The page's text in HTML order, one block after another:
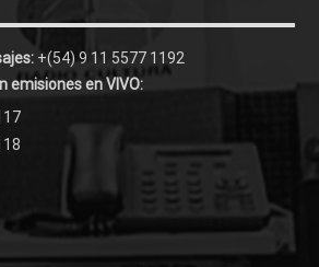
+(54) 9 11 5577 1192
emisiones en VIVO: